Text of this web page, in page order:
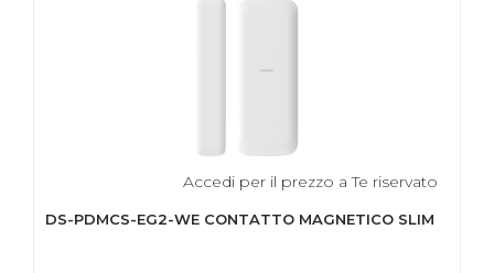
Accedi per il prezzo a Te riservato
DS-PDMCS-EG2-WE CONTATTO MAGNETICO SLIM